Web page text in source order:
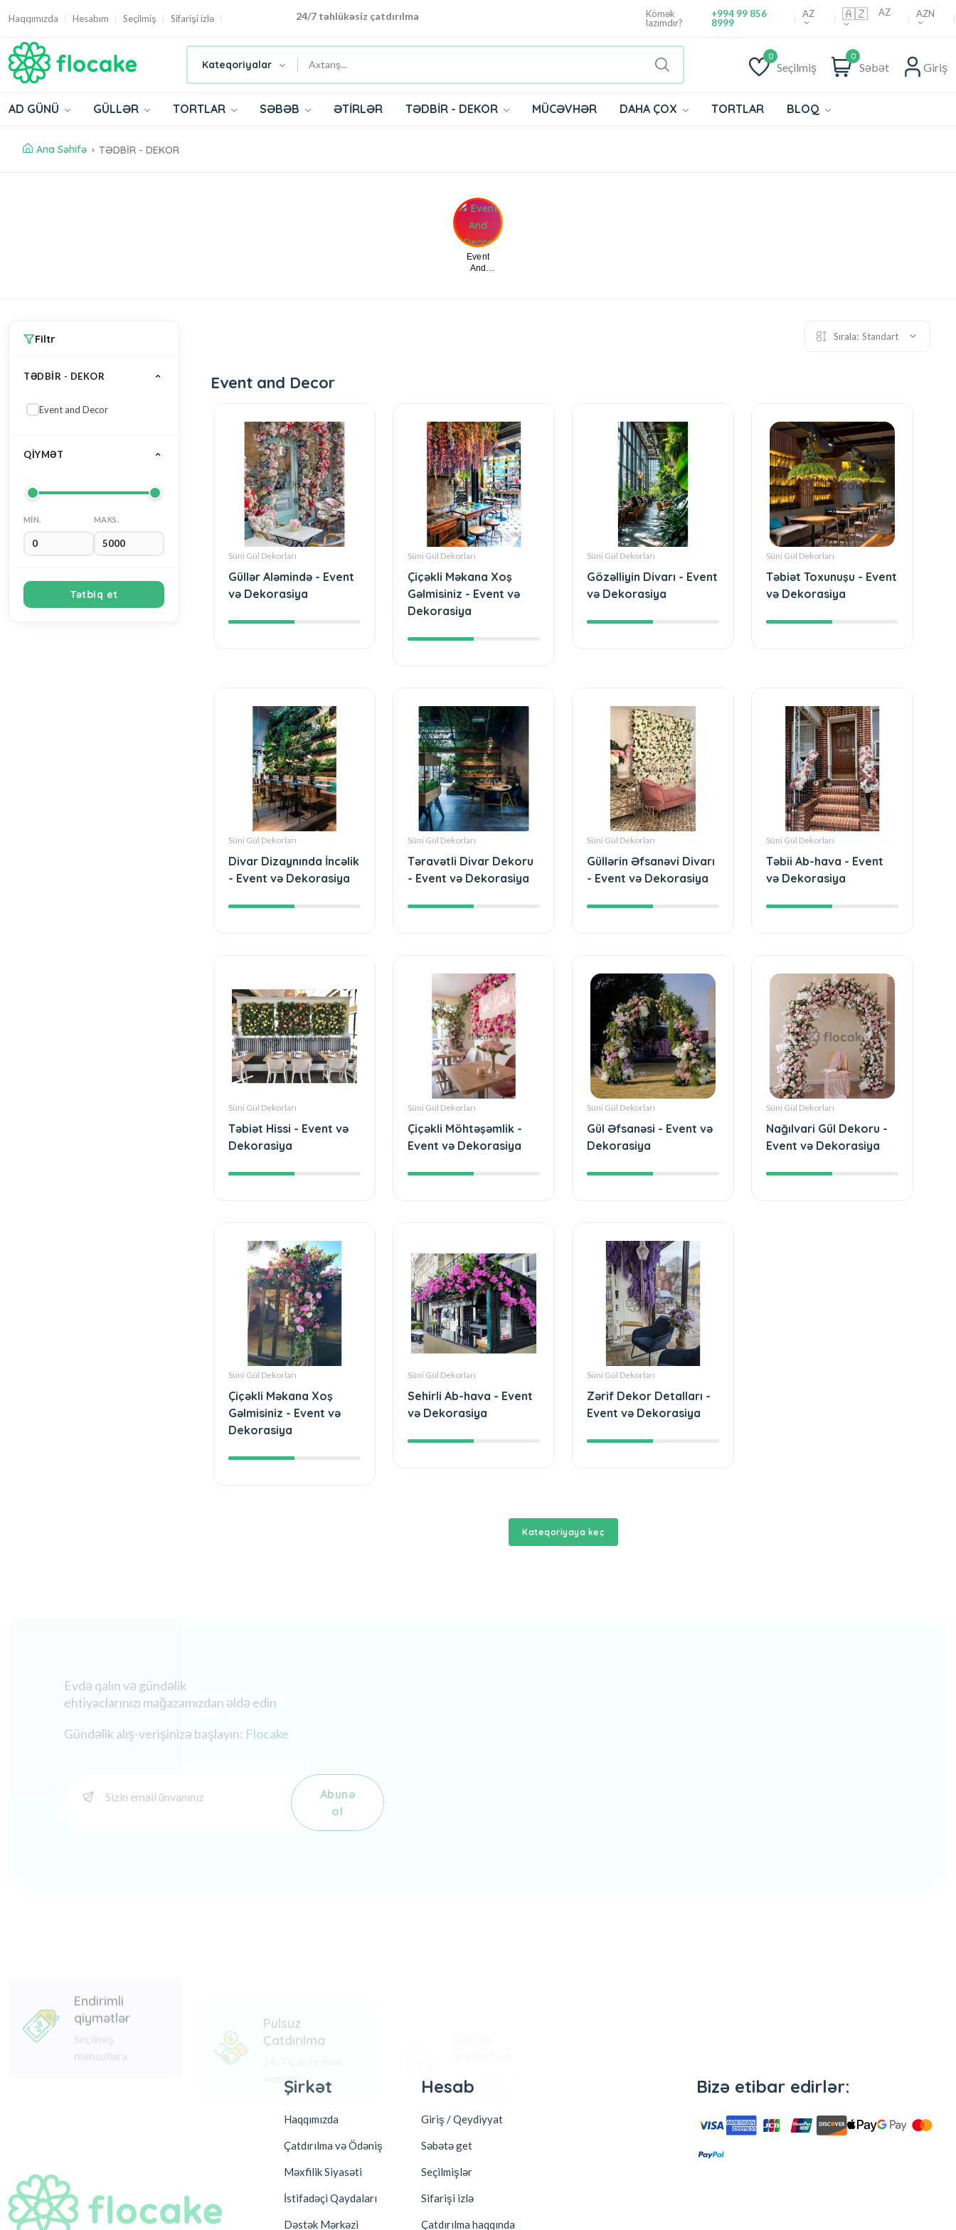
Haqqımızda Hesabım Seçilmiş Sifarişi izlə 24/7 təhlükəsiz çatdırılma
Kömək
lazımdır?
+994 99 856
8999
AZ 🇦🇿 AZ AZN
Kateqoriyalar
0
Seçilmiş
0
Səbət Giriş
AD GÜNÜ GÜLLƏR TORTLAR SƏBƏB ƏTİRLƏR TƏDBİR - DEKOR MÜCƏVHƏR DAHA ÇOX TORTLAR BLOQ
Ana Səhifə TƏDBİR - DEKOR
Event
And
Sırala: Standart
Event and Decor
Süni Gül Dekorları
Güllər Aləmində - Event
və Dekorasiya
Süni Gül Dekorları
Çiçəkli Məkana Xoş
Gəlmisiniz - Event və
Dekorasiya
Süni Gül Dekorları
Gözəlliyin Divarı - Event
və Dekorasiya
Süni Gül Dekorları
Təbiət Toxunuşu - Event
və Dekorasiya
Süni Gül Dekorları
Divar Dizaynında İncəlik
- Event və Dekorasiya
Süni Gül Dekorları
Təravətli Divar Dekoru
- Event və Dekorasiya
Süni Gül Dekorları
Güllərin Əfsanəvi Divarı
- Event və Dekorasiya
Süni Gül Dekorları
Təbii Ab-hava - Event
və Dekorasiya
Süni Gül Dekorları
Təbiət Hissi - Event və
Dekorasiya
Süni Gül Dekorları
Çiçəkli Möhtəşəmlik -
Event və Dekorasiya
Süni Gül Dekorları
Gül Əfsanəsi - Event və
Dekorasiya
Süni Gül Dekorları
Nağılvari Gül Dekoru -
Event və Dekorasiya
Süni Gül Dekorları
Çiçəkli Məkana Xoş
Gəlmisiniz - Event və
Dekorasiya
Süni Gül Dekorları
Sehirli Ab-hava - Event
və Dekorasiya
Süni Gül Dekorları
Zərif Dekor Detalları -
Event və Dekorasiya
Kateqoriyaya keç
Filtr
TƏDBİR - DEKOR
Event and Decor
QIYMƏT
MIN. MAKS.
Tətbiq et
Evdə qalın və gündəlik
ehtiyaclarınızı mağazamızdan əldə edin
Gündəlik alış-verişinizə başlayın: Flocake
Abunə
ol
məhsullara
Əlaqə:+994 99 856 8999
E-poçt:hello@flocake.com
Şirkət
Haqqımızda
Çatdırılma və Ödəniş
Məxfilik Siyasəti
İstifadəçi Qaydaları
Dəstək Mərkəzi
Hesab
Giriş / Qeydiyyat
Səbətə get
Seçilmişlər
Sifarişi izlə
Çatdırılma haqqında
Bizə etibar edirlər: